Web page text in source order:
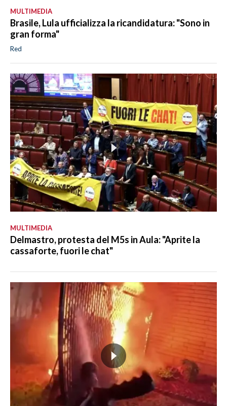
MULTIMEDIA
Brasile, Lula ufficializza la ricandidatura: "Sono in
gran forma"
Red
MULTIMEDIA
Delmastro, protesta del M5s in Aula: "Aprite la
cassaforte, fuori le chat"